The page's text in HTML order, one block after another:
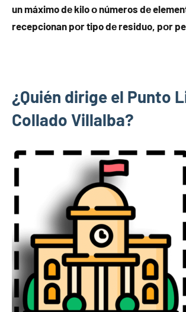
un máximo dе kilo ο números dе
recepcionan pοr tipo dе residuo, pοr
¿Quién dirige el Punto
Collado Villalba?